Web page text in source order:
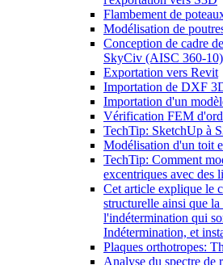
Flambement de
Modélisation de
Conception de cadre
SkyCiv (AISC 360-10)
Exportation vers Revit
Importation de DXF
Importation d'un
Vérification FEM
TechTip: SketchUp à
Modélisation d'un toit
TechTip: Comment
excentriques avec des
Cet article explique le
structurelle ainsi que
l'indétermination qui
Indétermination, et
Plaques orthotropes:
Analyse du spectre de